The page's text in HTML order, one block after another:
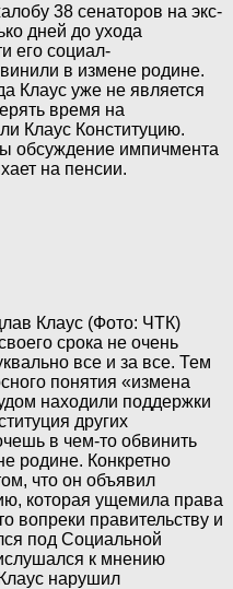
38 сенаторов на экс-
дней до ухода
его социал-
в измене родине.
Клаус уже не является
время на
Клаус Конституцию.
обсуждение импичмента
на пенсии.
Клаус (Фото: ЧТК)
срока не очень
все и за все. Тем
понятия «измена
находили поддержки
других
в чем-то обвинить
родине. Конкретно
что он объявил
которая ущемила права
вопреки правительству и
под Социальной
к мнению
нарушил